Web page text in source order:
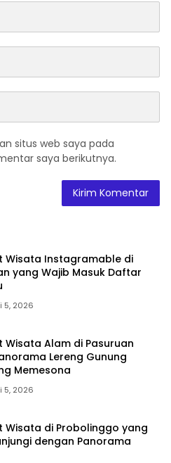
situs web saya pada
saya berikutnya.
Wisata Instagramable di
yang Wajib Masuk Daftar
5, 2026
Wisata Alam di Pasuruan
Lereng Gunung
Memesona
5, 2026
Wisata di Probolinggo yang
dengan Panorama